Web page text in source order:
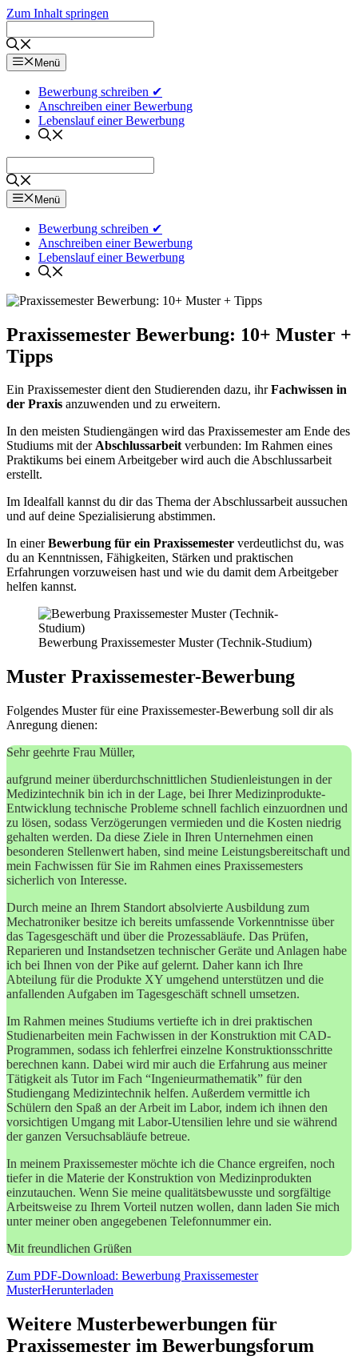
Zum Inhalt springen
Menü
Bewerbung schreiben ✔
Anschreiben einer Bewerbung
Lebenslauf einer Bewerbung
Menü
Bewerbung schreiben ✔
Anschreiben einer Bewerbung
Lebenslauf einer Bewerbung
Praxissemester Bewerbung: 10+ Muster +
Tipps
Ein Praxissemester dient den Studierenden dazu, ihrFachwissen in
der Praxis anzuwenden und zu erweitern.
In den meisten Studiengängen wird das Praxissemester am Ende des
Studiums mit derAbschlussarbeitverbunden: Im Rahmen eines
Praktikums bei einem Arbeitgeber wird auch die Abschlussarbeit
erstellt.
Im Idealfall kannst du dir das Thema der Abschlussarbeit aussuchen
und auf deine Spezialisierung abstimmen.
In einerBewerbung für ein Praxissemester verdeutlichst du, was
du an Kenntnissen, Fähigkeiten, Stärken und praktischen
Erfahrungen vorzuweisen hast und wie du damit dem Arbeitgeber
helfen kannst.
Bewerbung Praxissemester Muster (Technik-Studium)
Muster Praxissemester-Bewerbung
Folgendes Muster für eine Praxissemester-Bewerbung soll dir als
Anregung dienen:
Sehr geehrte Frau Müller,
aufgrund meiner überdurchschnittlichen Studienleistungen in der
Medizintechnik bin ich in der Lage, bei Ihrer Medizinprodukte-
Entwicklung technische Probleme schnell fachlich einzuordnen und
zu lösen, sodass Verzögerungen vermieden und die Kosten niedrig
gehalten werden. Da diese Ziele in Ihren Unternehmen einen
besonderen Stellenwert haben, sind meine Leistungsbereitschaft und
mein Fachwissen für Sie im Rahmen eines Praxissemesters
sicherlich von Interesse.
Durch meine an Ihrem Standort absolvierte Ausbildung zum
Mechatroniker besitze ich bereits umfassende Vorkenntnisse über
das Tagesgeschäft und über die Prozessabläufe. Das Prüfen,
Reparieren und Instandsetzen technischer Geräte und Anlagen habe
ich bei Ihnen von der Pike auf gelernt. Daher kann ich Ihre
Abteilung für die Produkte XY umgehend unterstützen und die
anfallenden Aufgaben im Tagesgeschäft schnell umsetzen.
Im Rahmen meines Studiums vertiefte ich in drei praktischen
Studienarbeiten mein Fachwissen in der Konstruktion mit CAD-
Programmen, sodass ich fehlerfrei einzelne Konstruktionsschritte
berechnen kann. Dabei wird mir auch die Erfahrung aus meiner
Tätigkeit als Tutor im Fach “Ingenieurmathematik” für den
Studiengang Medizintechnik helfen. Außerdem vermittle ich
Schülern den Spaß an der Arbeit im Labor, indem ich ihnen den
vorsichtigen Umgang mit Labor-Utensilien lehre und sie während
der ganzen Versuchsabläufe betreue.
In meinem Praxissemester möchte ich die Chance ergreifen, noch
tiefer in die Materie der Konstruktion von Medizinprodukten
einzutauchen. Wenn Sie meine qualitätsbewusste und sorgfältige
Arbeitsweise zu Ihrem Vorteil nutzen wollen, dann laden Sie mich
unter meiner oben angegebenen Telefonnummer ein.
Mit freundlichen Grüßen
Zum PDF-Download: Bewerbung Praxissemester
MusterHerunterladen
Weitere Musterbewerbungen für
Praxissemester im Bewerbungsforum